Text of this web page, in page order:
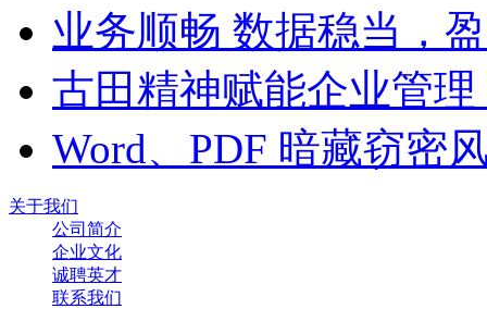
业务顺畅 数据稳当，
古田精神赋能企业管
Word、PDF 暗藏窃密
关于我们
公司简介
企业文化
诚聘英才
联系我们